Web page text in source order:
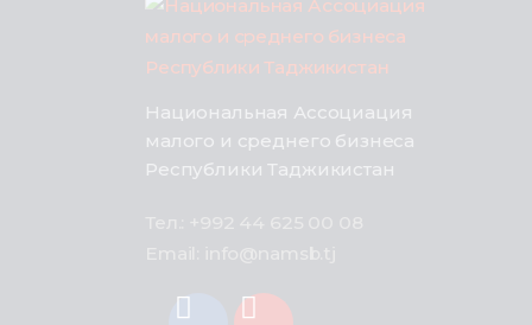
Национальная Ассоциация
малого и среднего бизнеса
Республики Таджикистан